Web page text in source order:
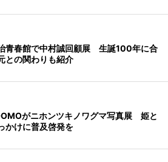
青春館で中村誠回顧展 生誕100年に合
との関わりも紹介
がニホンツキノワグマ写真展 姫と
かけに普及啓発を